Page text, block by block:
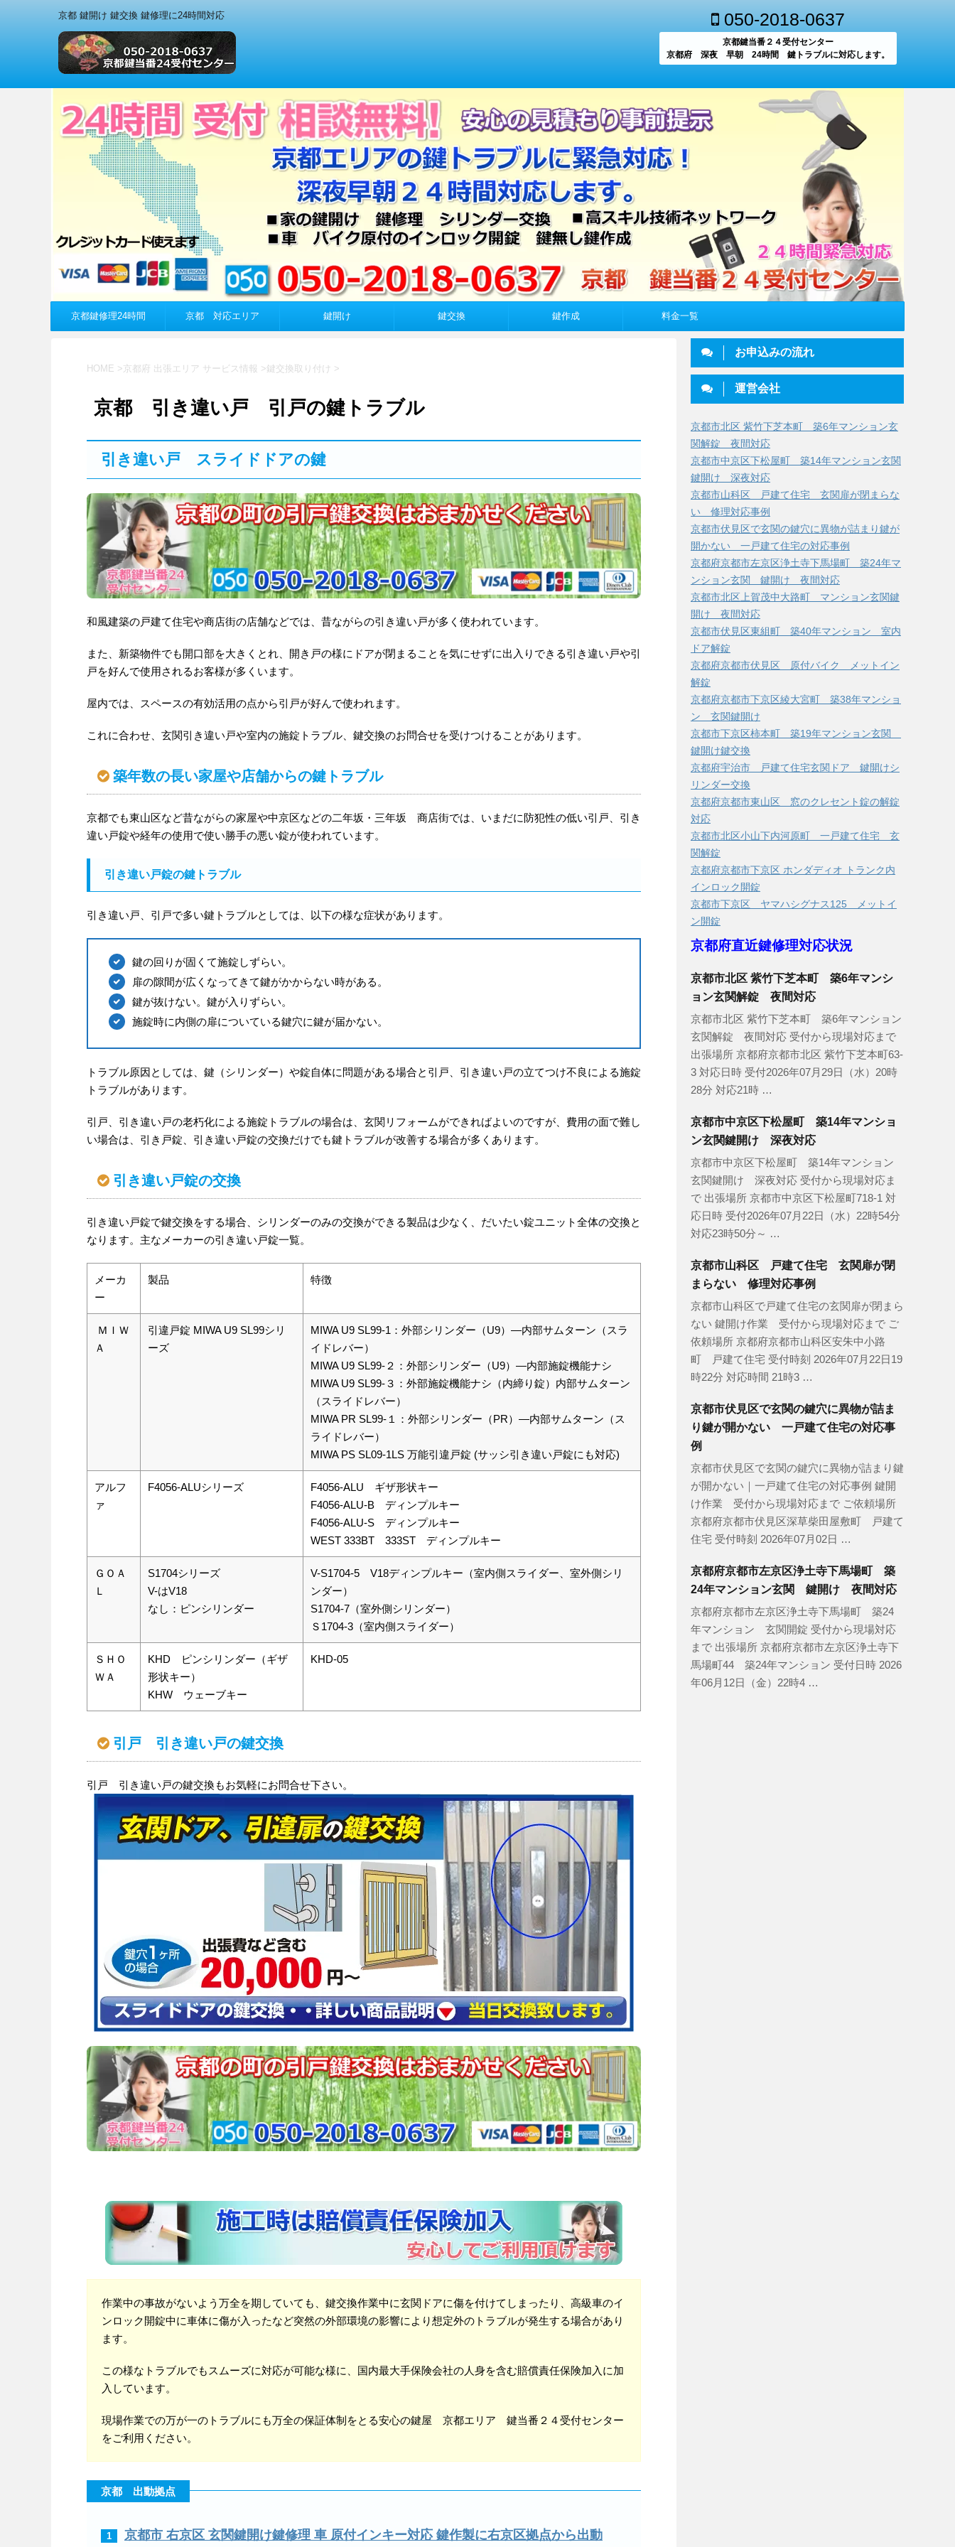
京都 鍵開け 鍵交換 鍵修理に24時間対応 050-2018-0637
京都鍵当番２４受付センター
京都府 深夜 早朝 24時間 鍵トラブルに対応します。
京都鍵修理24時間 京都 対応エリア 鍵開け 鍵交換 鍵作成 料金一覧
HOME >京都府 出張エリア サービス情報 >鍵交換取り付け >
京都 引き違い戸 引戸の鍵トラブル
引き違い戸 スライドドアの鍵
和風建築の戸建て住宅や商店街の店舗などでは、昔ながらの引き違い戸が多く使われています。
また、新築物件でも開口部を大きくとれ、開き戸の様にドアが閉まることを気にせずに出入りできる引き違い戸や引
戸を好んで使用されるお客様が多くいます。
屋内では、スペースの有効活用の点から引戸が好んで使われます。
これに合わせ、玄関引き違い戸や室内の施錠トラブル、鍵交換のお問合せを受けつけることがあります。
築年数の長い家屋や店舗からの鍵トラブル
京都でも東山区など昔ながらの家屋や中京区などの二年坂・三年坂 商店街では、いまだに防犯性の低い引戸、引き
違い戸錠や経年の使用で使い勝手の悪い錠が使われています。
引き違い戸錠の鍵トラブル
引き違い戸、引戸で多い鍵トラブルとしては、以下の様な症状があります。
鍵の回りが固くて施錠しずらい。
扉の隙間が広くなってきて鍵がかからない時がある。
鍵が抜けない。鍵が入りずらい。
施錠時に内側の扉についている鍵穴に鍵が届かない。
トラブル原因としては、鍵（シリンダー）や錠自体に問題がある場合と引戸、引き違い戸の立てつけ不良による施錠
トラブルがあります。
引戸、引き違い戸の老朽化による施錠トラブルの場合は、玄関リフォームができればよいのですが、費用の面で難し
い場合は、引き戸錠、引き違い戸錠の交換だけでも鍵トラブルが改善する場合が多くあります。
引き違い戸錠の交換
引き違い戸錠で鍵交換をする場合、シリンダーのみの交換ができる製品は少なく、だいたい錠ユニット全体の交換と
なります。主なメーカーの引き違い戸錠一覧。
メーカ
ー
製品 特徴
ＭＩＷ
Ａ
引違戸錠 MIWA U9 SL99シリ
ーズ
MIWA U9 SL99-1：外部シリンダー（U9）―内部サムターン（スラ
イドレバー）
MIWA U9 SL99-２：外部シリンダー（U9）―内部施錠機能ナシ
MIWA U9 SL99-３：外部施錠機能ナシ（内締り錠）内部サムターン
（スライドレバー）
MIWA PR SL99-１：外部シリンダー（PR）―内部サムターン（ス
ライドレバー）
MIWA PS SL09-1LS 万能引違戸錠 (サッシ引き違い戸錠にも対応)
アルフ
ァ
F4056-ALUシリーズ
F4056-ALU ギザ形状キー
F4056-ALU-B ディンプルキー
F4056-ALU-S ディンプルキー
WEST 333BT 333ST ディンプルキー
ＧＯＡ
Ｌ
S1704シリーズ
V-はV18
なし：ピンシリンダー
V-S1704-5 V18ディンプルキー（室内側スライダー、室外側シリ
ンダー）
S1704-7（室外側シリンダー）
Ｓ1704-3（室内側スライダー）
ＳＨＯ
ＷＡ
KHD ピンシリンダー（ギザ
形状キー）
KHW ウェーブキー
KHD-05
引戸 引き違い戸の鍵交換
引戸 引き違い戸の鍵交換もお気軽にお問合せ下さい。
作業中の事故がないよう万全を期していても、鍵交換作業中に玄関ドアに傷を付けてしまったり、高級車のイ
ンロック開錠中に車体に傷が入ったなど突然の外部環境の影響により想定外のトラブルが発生する場合があり
ます。
この様なトラブルでもスムーズに対応が可能な様に、国内最大手保険会社の人身を含む賠償責任保険加入に加
入しています。
現場作業での万が一のトラブルにも万全の保証体制をとる安心の鍵屋 京都エリア 鍵当番２４受付センター
をご利用ください。
京都 出動拠点
1 京都市 右京区 玄関鍵開け鍵修理 車 原付インキー対応 鍵作製に右京区拠点から出動
お申込みの流れ
運営会社
京都市北区 紫竹下芝本町 築6年マンション玄
関解錠 夜間対応
京都市中京区下松屋町 築14年マンション玄関
鍵開け 深夜対応
京都市山科区 戸建て住宅 玄関扉が閉まらな
い 修理対応事例
京都市伏見区で玄関の鍵穴に異物が詰まり鍵が
開かない 一戸建て住宅の対応事例
京都府京都市左京区浄土寺下馬場町 築24年マ
ンション玄関 鍵開け 夜間対応
京都市北区上賀茂中大路町 マンション玄関鍵
開け 夜間対応
京都市伏見区東組町 築40年マンション 室内
ドア解錠
京都府京都市伏見区 原付バイク メットイン
解錠
京都府京都市下京区綾大宮町 築38年マンショ
ン 玄関鍵開け
京都市下京区柿本町 築19年マンション玄関
鍵開け鍵交換
京都府宇治市 戸建て住宅玄関ドア 鍵開けシ
リンダー交換
京都府京都市東山区 窓のクレセント錠の解錠
対応
京都市北区小山下内河原町 一戸建て住宅 玄
関解錠
京都府京都市下京区 ホンダディオ トランク内
インロック開錠
京都市下京区 ヤマハシグナス125 メットイ
ン開錠
京都府直近鍵修理対応状況
京都市北区 紫竹下芝本町 築6年マンシ
ョン玄関解錠 夜間対応
京都市北区 紫竹下芝本町 築6年マンション
玄関解錠 夜間対応 受付から現場対応まで
出張場所 京都府京都市北区 紫竹下芝本町63-
3 対応日時 受付2026年07月29日（水）20時
28分 対応21時 …
京都市中京区下松屋町 築14年マンショ
ン玄関鍵開け 深夜対応
京都市中京区下松屋町 築14年マンション
玄関鍵開け 深夜対応 受付から現場対応ま
で 出張場所 京都市中京区下松屋町718-1 対
応日時 受付2026年07月22日（水）22時54分
対応23時50分～ …
京都市山科区 戸建て住宅 玄関扉が閉
まらない 修理対応事例
京都市山科区で戸建て住宅の玄関扉が閉まら
ない 鍵開け作業 受付から現場対応まで ご
依頼場所 京都府京都市山科区安朱中小路
町 戸建て住宅 受付時刻 2026年07月22日19
時22分 対応時間 21時3 …
京都市伏見区で玄関の鍵穴に異物が詰ま
り鍵が開かない 一戸建て住宅の対応事
例
京都市伏見区で玄関の鍵穴に異物が詰まり鍵
が開かない｜一戸建て住宅の対応事例 鍵開
け作業 受付から現場対応まで ご依頼場所
京都府京都市伏見区深草柴田屋敷町 戸建て
住宅 受付時刻 2026年07月02日 …
京都府京都市左京区浄土寺下馬場町 築
24年マンション玄関 鍵開け 夜間対応
京都府京都市左京区浄土寺下馬場町 築24
年マンション 玄関開錠 受付から現場対応
まで 出張場所 京都府京都市左京区浄土寺下
馬場町44 築24年マンション 受付日時 2026
年06月12日（金）22時4 …